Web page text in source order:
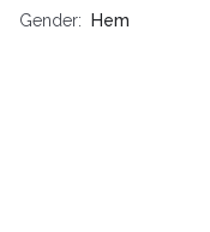
Gender Hem